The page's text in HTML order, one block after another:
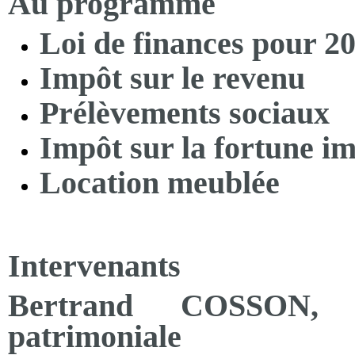
Loi de finances pour
Impôt sur le revenu
Prélèvements sociaux
Impôt sur la fortune
Location meublée
Intervenants
Bertrand COSSON,
patrimoniale